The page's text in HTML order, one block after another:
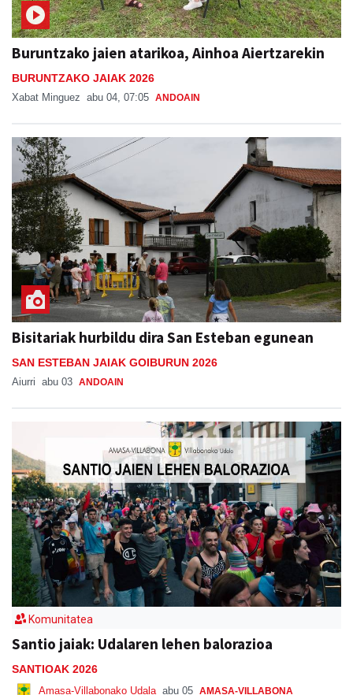
Buruntzako jaien atarikoa, Ainhoa Aiertzarekin
BURUNTZAKO JAIAK 2026
Xabat Minguez abu 04, 07:05 ANDOAIN
Bisitariak hurbildu dira San Esteban egunean
SAN ESTEBAN JAIAK GOIBURUN 2026
Aiurri abu 03 ANDOAIN
Komunitatea
Santio jaiak: Udalaren lehen balorazioa
SANTIOAK 2026
Amasa-Villabonako Udala abu 05 AMASA-VILLABONA